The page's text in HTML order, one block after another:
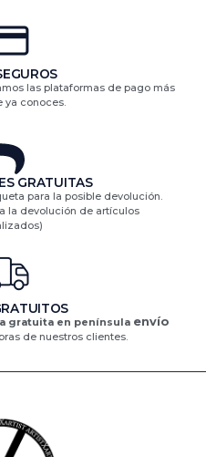
las plataformas de pago más
ya conoces.
GRATUITAS​
para la posible devolución.
la devolución de artículos
gratuita en península envío
de nuestros clientes.